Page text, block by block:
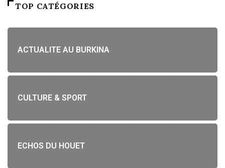
TOP CATÉGORIES
ACTUALITE AU BURKINA
CULTURE & SPORT
ECHOS DU HOUET